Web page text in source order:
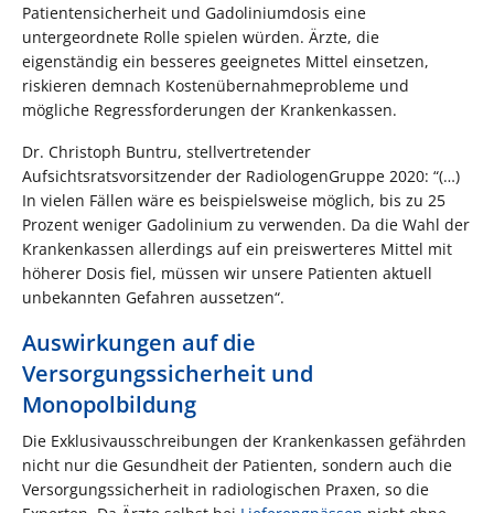
Patientensicherheit und Gadoliniumdosis eine
untergeordnete Rolle spielen würden. Ärzte, die
eigenständig ein besseres geeignetes Mittel einsetzen,
riskieren demnach Kostenübernahmeprobleme und
mögliche Regressforderungen der Krankenkassen.
Dr. Christoph Buntru, stellvertretender
Aufsichtsratsvorsitzender der RadiologenGruppe 2020: “(…)
In vielen Fällen wäre es beispielsweise möglich, bis zu 25
Prozent weniger Gadolinium zu verwenden. Da die Wahl der
Krankenkassen allerdings auf ein preiswerteres Mittel mit
höherer Dosis fiel, müssen wir unsere Patienten aktuell
unbekannten Gefahren aussetzen“.
Auswirkungen auf die
Versorgungssicherheit und
Monopolbildung
Die Exklusivausschreibungen der Krankenkassen gefährden
nicht nur die Gesundheit der Patienten, sondern auch die
Versorgungssicherheit in radiologischen Praxen, so die